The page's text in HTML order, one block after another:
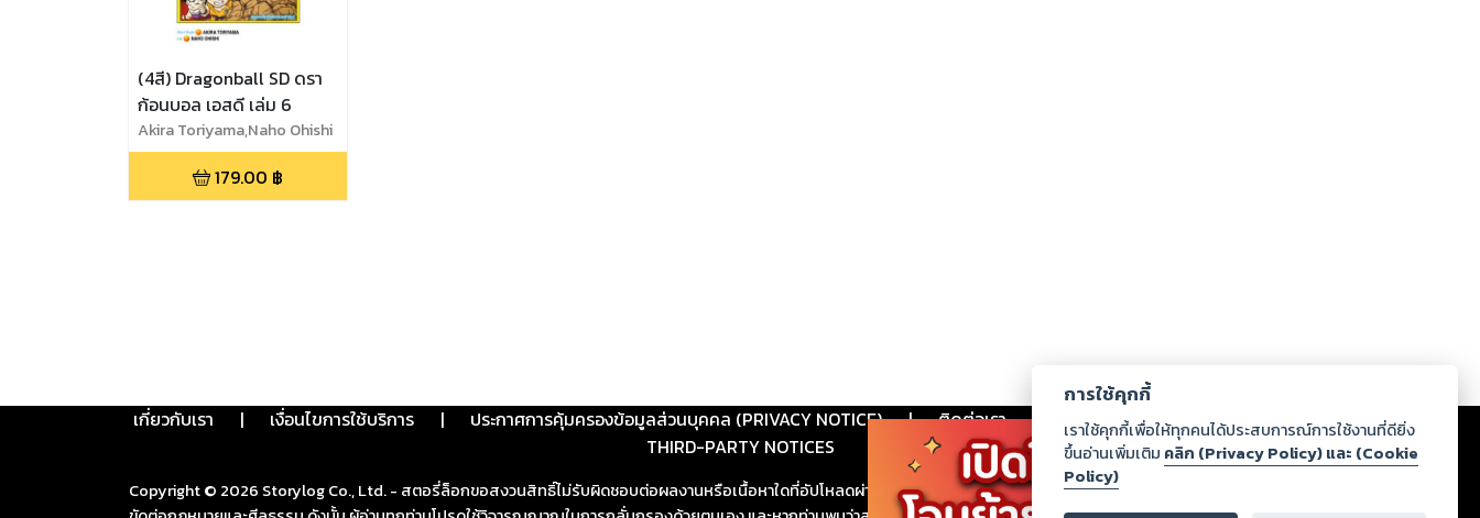
(4สี) Dragonball SD ดรา
ก้อนบอล เอสดี เล่ม 6
Akira Toriyama,Naho Ohishi
179.00 ฿
เกี่ยวกับเรา | เงื่อนไขการใช้บริการ | ประกาศการคุ้มครองข้อมูลส่วนบุคคล (PRIVACY NOTICE) | ติดต่อเรา ร่วมงานกับเรา ดาวน์โหลด
THIRD-PARTY NOTICES
Copyright © 2026 Storylog Co., Ltd. - สตอรี่ล็อกขอสงวนสิทธิ์ไม่รับผิดชอบต่อผลงานหรือเนื้อหาใดที่อัปโหลดผ่านเว็บไซต์และปรากฏว่าละเมิดสิทธิในทรัพย์สินทางปัญญาของบุคคลอื่นหรือ
การใช้คุกกี้
เราใช้คุกกี้เพื่อให้ทุกคนได้ประสบการณ์การใช้งานที่ดียิ่ง
ขึ้นอ่านเพิ่มเติม คลิก (Privacy Policy) และ (Cookie
Policy)